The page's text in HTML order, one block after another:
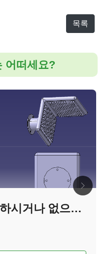
목록
어떠세요?
[공모전] 손이 불편하시거나 없으신 분들이 위한 머리 감는 기구 ( 이름 : 머깜이)